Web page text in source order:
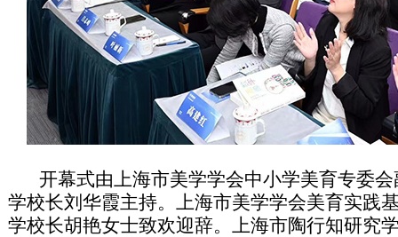
开幕式由上海市美学学会中小学美育专委会
学校长刘华霞主持。上海市美学学会美育实践
学校长胡艳女士致欢迎辞。上海市陶行知研究